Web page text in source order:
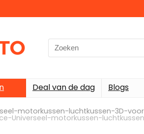
Search
for:
Deal van de dag Blogs
motorkussen-luchtkussen-3D-
Universeel-motorkussen-